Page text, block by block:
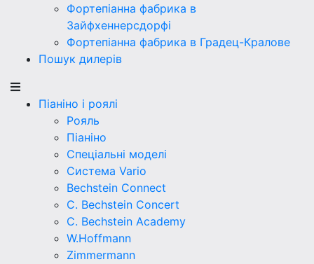
Фортепіанна фабрика в
Зайфхеннерсдорфi
Фортепіанна фабрика в Градец-Кралове
Пошук дилерів
Піаніно і роялі
Рояль
Піаніно
Спеціальні моделі
Система Vario
Bechstein Connect
C. Bechstein Concert
C. Bechstein Academy
W.Hoffmann
Zimmermann